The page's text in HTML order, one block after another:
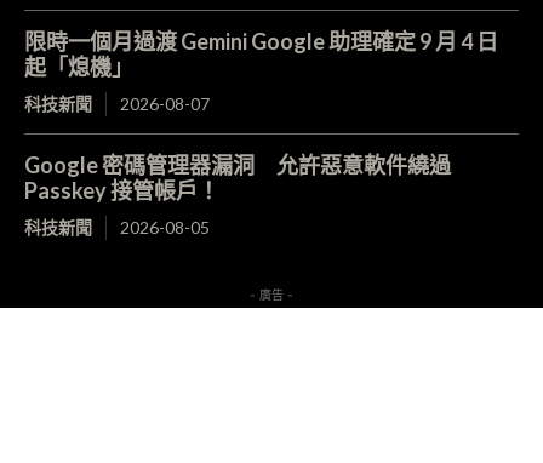
限時一個月過渡 Gemini Google 助理確定 9 月 4 日
起「熄機」
科技新聞 2026-08-07
Google 密碼管理器漏洞 允許惡意軟件繞過
Passkey 接管帳戶！
科技新聞 2026-08-05
- 廣告 -